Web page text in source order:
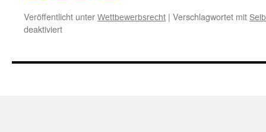
Veröffentlicht unter Wettbewerbsrecht | Verschlagwortet mit
deaktiviertfür
Tätigkeit